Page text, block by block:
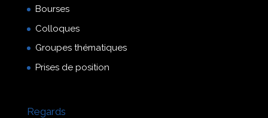
Bourses
Colloques
Groupes thématiques
Prises de position
Regards